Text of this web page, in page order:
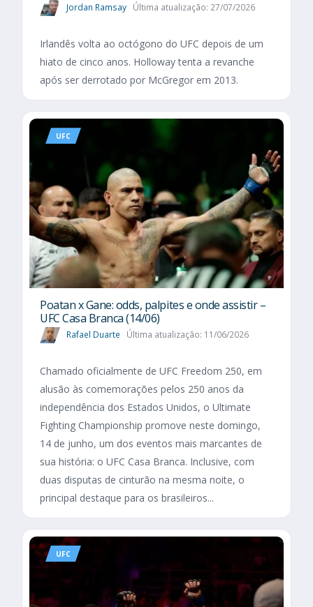
Jordan Ramsay Última atualização: 27/07/2026
Irlandês volta ao octógono do UFC depois de um
hiato de cinco anos. Holloway tenta a revanche
após ser derrotado por McGregor em 2013.
UFC
Poatan x Gane: odds, palpites e onde assistir –
UFC Casa Branca (14/06)
Rafael Duarte Última atualização: 11/06/2026
Chamado oficialmente de UFC Freedom 250, em
alusão às comemorações pelos 250 anos da
independência dos Estados Unidos, o Ultimate
Fighting Championship promove neste domingo,
14 de junho, um dos eventos mais marcantes de
sua história: o UFC Casa Branca. Inclusive, com
duas disputas de cinturão na mesma noite, o
principal destaque para os brasileiros...
UFC